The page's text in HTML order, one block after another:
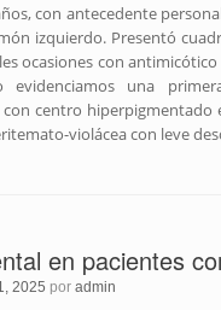
con antecedente
izquierdo. Presentó
ocasiones con
evidenciamos una
centro hiperpigmentado
violácea con leve
en pacientes
2025 por admin